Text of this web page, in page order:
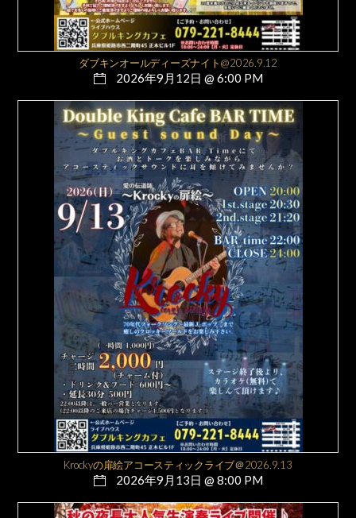
ダブキンオールディーズナイト@2026.9.12
2026年9月12日 @ 6:00 PM
Krockyの扉絵アコースティックライブ＠2026.9.13
2026年9月13日 @ 8:00 PM